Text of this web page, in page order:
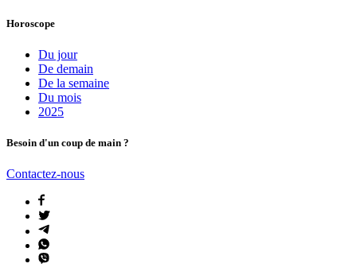
Horoscope
Du jour
De demain
De la semaine
Du mois
2025
Besoin d'un coup de main ?
Contactez-nous